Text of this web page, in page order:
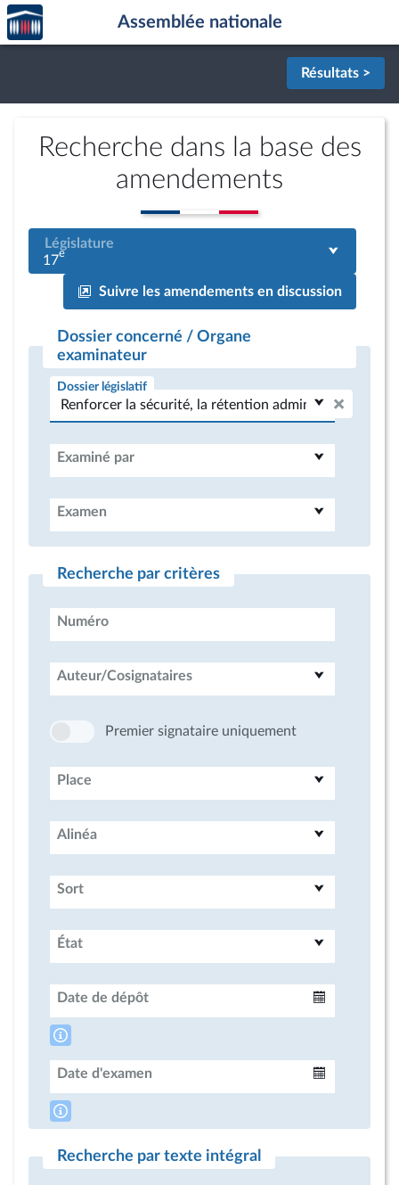
Aller au contenu
Aller en bas de la page
Accèder
à la
page
Assemblée nationale
Résultats >
Recherche dans la base des
amendements
Législature
17e
Suivre les amendements en discussion
Dossier concerné / Organe
examinateur
Dossier législatif
Examiné par
Examen
Recherche par critères
Numéro
Auteur/Cosignataires
Premier signataire uniquement
Place
Alinéa
Sort
État
Date de dépôt
Date d'examen
Recherche par texte intégral